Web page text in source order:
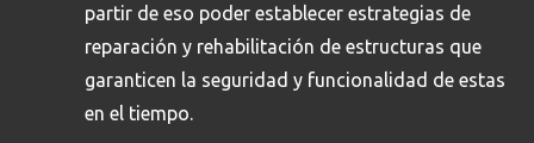
partir de eso poder establecer estrategias de
reparación y rehabilitación de estructuras que
garanticen la seguridad y funcionalidad de estas
en el tiempo.